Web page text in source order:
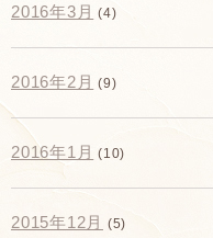
2016年3月 (4)
2016年2月 (9)
2016年1月 (10)
2015年12月 (5)